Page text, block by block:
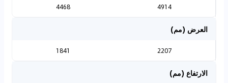
4914
4468
العرض (مم)
2207
1841
الارتفاع (مم)